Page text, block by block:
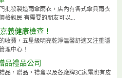
批發製造雨傘雨衣，店內有各式傘具雨衣
格親民 有需要的朋友可以...
義健康檢查！
收費，五星級明亮乾淨溫馨舒適又注重隱
理中心！
品禮品公司
品，贈品，禮盒以及各廠牌3C家電也有皮